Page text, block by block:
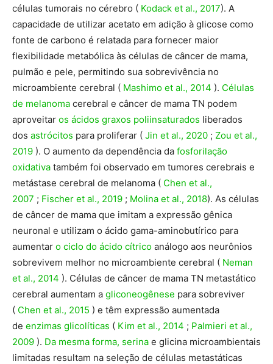
células tumorais no cérebro ( Kodack et al., 2017). A
capacidade de utilizar acetato em adição à glicose como
fonte de carbono é relatada para fornecer maior
flexibilidade metabólica às células de câncer de mama,
pulmão e pele, permitindo sua sobrevivência no
microambiente cerebral ( Mashimo et al., 2014 ). Células
de melanoma cerebral e câncer de mama TN podem
aproveitar os ácidos graxos poliinsaturados liberados
dos astrócitos para proliferar ( Jin et al., 2020 ; Zou et al.,
2019 ). O aumento da dependência da fosforilação
oxidativa também foi observado em tumores cerebrais e
metástase cerebral de melanoma ( Chen et al.,
2007 ; Fischer et al., 2019 ; Molina et al., 2018). As células
de câncer de mama que imitam a expressão gênica
neuronal e utilizam o ácido gama-aminobutírico para
aumentar o ciclo do ácido cítrico análogo aos neurônios
sobrevivem melhor no microambiente cerebral ( Neman
et al., 2014 ). Células de câncer de mama TN metastático
cerebral aumentam a gliconeogênese para sobreviver
( Chen et al., 2015 ) e têm expressão aumentada
de enzimas glicolíticas ( Kim et al., 2014 ; Palmieri et al.,
2009 ). Da mesma forma, serina e glicina microambientais
limitadas resultam na seleção de células metastáticas